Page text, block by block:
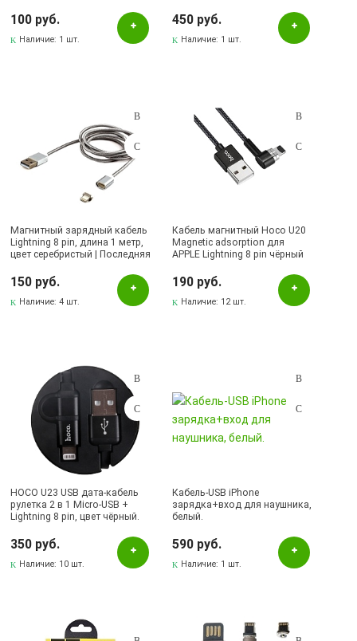
100 руб.
Наличие: 1 шт.
450 руб.
Наличие: 1 шт.
Магнитный зарядный кабель
Lightning 8 pin, длина 1 метр,
цвет серебристый | Последняя
150 руб.
Наличие:4 шт.
Кабель магнитный Hoco U20
Magnetic adsorption для
APPLE Lightning 8 pin чёрный
190 руб.
Наличие: 12 шт.
HOCO U23 USB дата-кабель
рулетка 2 в 1 Micro-USB +
Lightning 8 pin, цвет чёрный.
350 руб.
Наличие: 10 шт.
Кабель-USB iPhone
зарядка+вход для наушника,
белый.
590 руб.
Наличие: 1 шт.